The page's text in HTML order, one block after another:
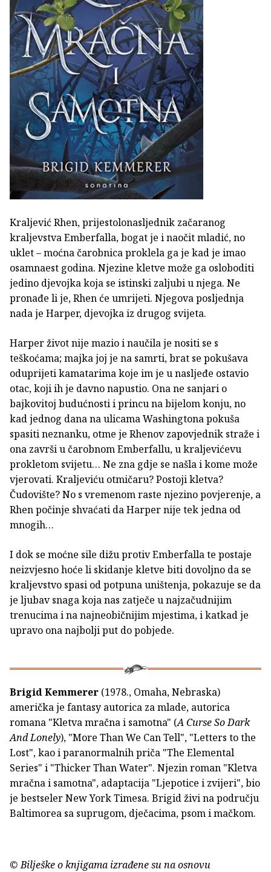
Kraljević Rhen, prijestolonasljednik začaranog
kraljevstva Emberfalla, bogat je i naočit mladić, no
uklet – moćna čarobnica proklela ga je kad je imao
osamnaest godina. Njezine kletve može ga osloboditi
jedino djevojka koja se istinski zaljubi u njega. Ne
pronađe li je, Rhen će umrijeti. Njegova posljednja
nada je Harper, djevojka iz drugog svijeta.
Harper život nije mazio i naučila je nositi se s
teškoćama; majka joj je na samrti, brat se pokušava
oduprijeti kamatarima koje im je u nasljeđe ostavio
otac, koji ih je davno napustio. Ona ne sanjari o
bajkovitoj budućnosti i princu na bijelom konju, no
kad jednog dana na ulicama Washingtona pokuša
spasiti neznanku, otme je Rhenov zapovjednik straže i
ona završi u čarobnom Emberfallu, u kraljevićevu
prokletom svijetu… Ne zna gdje se našla i kome može
vjerovati. Kraljeviću otmičaru? Postoji kletva?
Čudovište? No s vremenom raste njezino povjerenje, a
Rhen počinje shvaćati da Harper nije tek jedna od
mnogih…
I dok se moćne sile dižu protiv Emberfalla te postaje
neizvjesno hoće li skidanje kletve biti dovoljno da se
kraljevstvo spasi od potpuna uništenja, pokazuje se da
je ljubav snaga koja nas zatječe u najzačudnijim
trenucima i na najneobičnijim mjestima, i katkad je
upravo ona najbolji put do pobjede.
Brigid Kemmerer (1978., Omaha, Nebraska)
američka je fantasy autorica za mlade, autorica
romana "Kletva mračna i samotna" (A Curse So Dark
And Lonely), "More Than We Can Tell", "Letters to the
Lost", kao i paranormalnih priča "The Elemental
Series" i "Thicker Than Water". Njezin roman "Kletva
mračna i samotna", adaptacija "Ljepotice i zvijeri", bio
je bestseler New York Timesa. Brigid živi na području
Baltimorea sa suprugom, dječacima, psom i mačkom.
© Bilješke o knjigama izrađene su na osnovu